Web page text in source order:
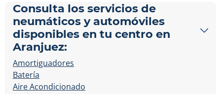
Consulta los servicios de
neumáticos y automóviles
disponibles en tu centro en
Aranjuez:
Amortiguadores
Batería
Aire Acondicionado